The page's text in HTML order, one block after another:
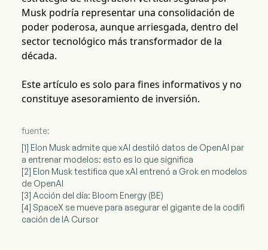
Musk podría representar una consolidación de
poder poderosa, aunque arriesgada, dentro del
sector tecnológico más transformador de la
década.
Este artículo es solo para fines informativos y no
constituye asesoramiento de inversión.
fuente:
[1] Elon Musk admite que xAI destiló datos de OpenAI par
a entrenar modelos: esto es lo que significa
[2] Elon Musk testifica que xAI entrenó a Grok en modelos
de OpenAI
[3] Acción del día: Bloom Energy (BE)
[4] SpaceX se mueve para asegurar el gigante de la codifi
cación de IA Cursor